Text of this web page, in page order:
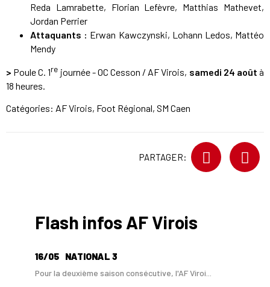
Reda Lamrabette, Florian Lefèvre, Matthias Mathevet,
Jordan Perrier
Attaquants : Erwan Kawczynski, Lohann Ledos, Mattéo
Mendy
> Poule C. 1re journée - OC Cesson / AF Virois, samedi 24 août à
18 heures.
Catégories: AF Virois, Foot Régional, SM Caen
PARTAGER:
Flash infos AF Virois
16/05 NATIONAL 3
Pour la deuxième saison consécutive, l'AF Viroi...